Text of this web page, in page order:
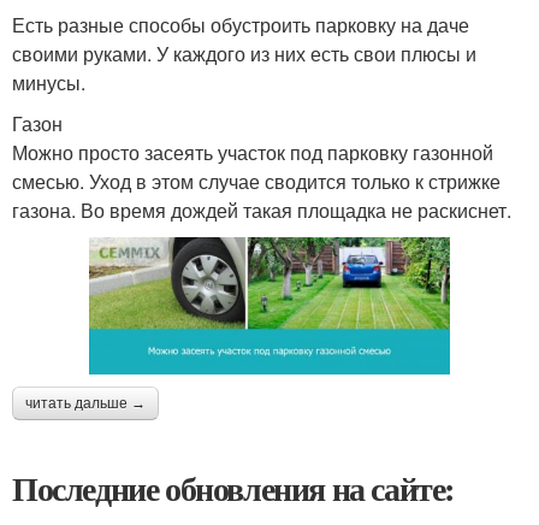
Есть разные способы обустроить парковку на даче
своими руками. У каждого из них есть свои плюсы и
минусы.
Газон
Можно просто засеять участок под парковку газонной
смесью. Уход в этом случае сводится только к стрижке
газона. Во время дождей такая площадка не раскиснет.
читать дальше →
Последние обновления на сайте: